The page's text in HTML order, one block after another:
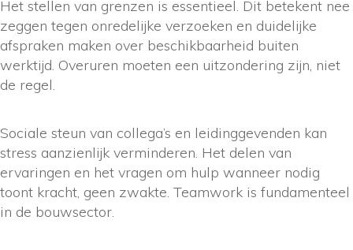
Het stellen van grenzen is essentieel. Dit betekent nee
zeggen tegen onredelijke verzoeken en duidelijke
afspraken maken over beschikbaarheid buiten
werktijd. Overuren moeten een uitzondering zijn, niet
de regel.
Sociale steun van collega’s en leidinggevenden kan
stress aanzienlijk verminderen. Het delen van
ervaringen en het vragen om hulp wanneer nodig
toont kracht, geen zwakte. Teamwork is fundamenteel
in de bouwsector.